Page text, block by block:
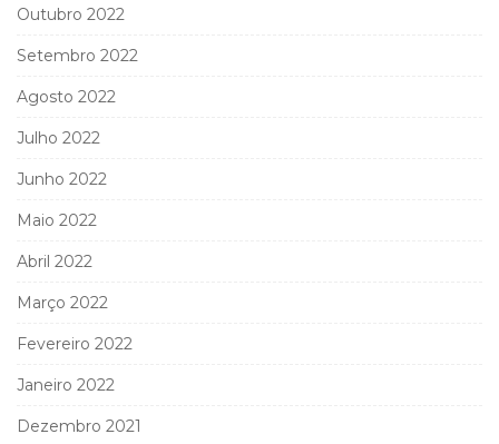
Outubro 2022
Setembro 2022
Agosto 2022
Julho 2022
Junho 2022
Maio 2022
Abril 2022
Março 2022
Fevereiro 2022
Janeiro 2022
Dezembro 2021